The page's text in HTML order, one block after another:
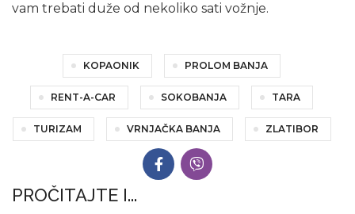
vam trebati duže od nekoliko sati vožnje.
KOPAONIK PROLOM BANJA
RENT-A-CAR SOKOBANJA TARA
TURIZAM VRNJAČKA BANJA ZLATIBOR
PROČITAJTE I...